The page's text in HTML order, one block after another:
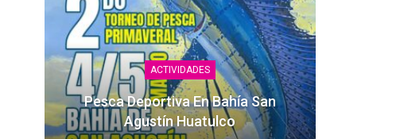
ACTIVIDADES
Pesca Deportiva En Bahía San
Agustín Huatulco